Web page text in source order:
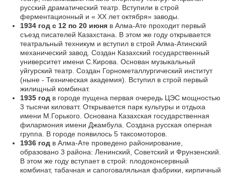
русский драматический театр. Вступили в строй
ферментационный и « XX лет октября» заводы.
1934 год с 12 по 20 июня в Алма-Ате проходит первый
съезд писателей Казахстана. В этом же году открывается
театральный техникум и вступил в строй Алма-Атинский
механический завод. Создан Казахский государственный
университет имени С.Кирова. Основан музыкальный
уйгурский театр. Создан Горнометаллургический институт
(ныне - Техническая академия). Вступил в строй первый
жилищный комбинат.
1935 год в городе пущена первая очередь ЦЭС мощностью
3 тысячи киловатт. Открывается парк культуры и отдыха
имени М.Горького. Основана Казахская государственная
филармония имени Джамбула. Создана русская оперная
группа. В городе появилось 5 таксомоторов.
1936 год в Алма-Ате проведено районирование,
образовано 3 района: Ленинский, Советский и Фрунзенский.
В этом же году вступает в строй: плодоконсервный
комбинат, табачная и сапоговаляльная фабрики, кирпичный